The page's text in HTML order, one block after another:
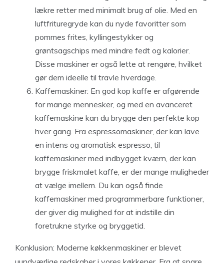
lækre retter med minimalt brug af olie. Med en
luftfrituregryde kan du nyde favoritter som
pommes frites, kyllingestykker og
grøntsagschips med mindre fedt og kalorier.
Disse maskiner er også lette at rengøre, hvilket
gør dem ideelle til travle hverdage.
Kaffemaskiner: En god kop kaffe er afgørende
for mange mennesker, og med en avanceret
kaffemaskine kan du brygge den perfekte kop
hver gang. Fra espressomaskiner, der kan lave
en intens og aromatisk espresso, til
kaffemaskiner med indbygget kværn, der kan
brygge friskmalet kaffe, er der mange muligheder
at vælge imellem. Du kan også finde
kaffemaskiner med programmerbare funktioner,
der giver dig mulighed for at indstille din
foretrukne styrke og bryggetid.
Konklusion: Moderne køkkenmaskiner er blevet